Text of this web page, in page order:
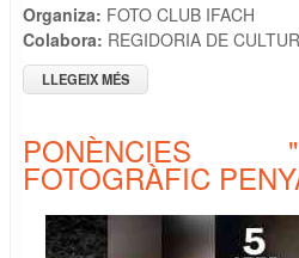
Organiza: FOTO CLUB IFACH
Colabora: REGIDORIA DE
LLEGEIX MÉS
PER PEDRO JAVIER
PONÈNCIES
FOTOGRÀFIC